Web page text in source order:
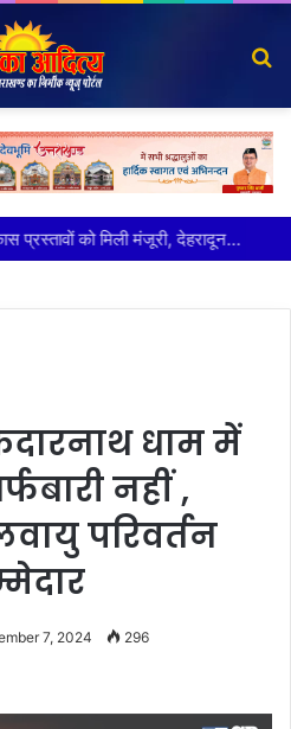
मुख्य सचिव ने अंडरग्राउंड विद्युत लाइन परियोजना का प्रस्ताव तैयार करने के दिये निर्देश
धाम में
नहीं ,
परिवर्तन
7, 2024 296